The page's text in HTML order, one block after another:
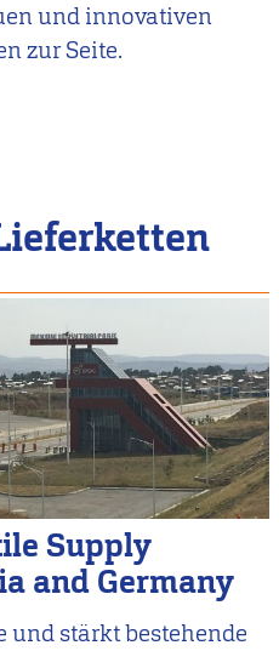
und innovativen
zur Seite.
Supply
and Germany
und stärkt bestehende